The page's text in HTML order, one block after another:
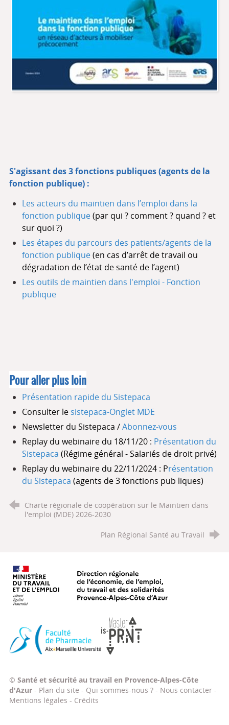
S'agissant des 3 fonctions publiques (agents de la
fonction publique) :
Les acteurs du maintien dans l’emploi dans la
fonction publique(par qui ? comment ? quand ? et
sur quoi ?)
Les étapes du parcours des patients/agents de la
fonction publique(en cas d’arrêt de travail ou
dégradation de l’état de santé de l’agent)
Les outils de maintien dans l'emploi - Fonction
publique
Pour aller plus loin
Présentation rapide du Sistepaca
Consulter le sistepaca-Onglet MDE
Newsletter du Sistepaca /Abonnez-vous
Replay du webinaire du 18/11/20: Présentation du
Sistepaca (Régime général - Salariés de droit privé)
Replay du webinaire du 22/11/2024 : Présentation
du Sistepaca (agents de 3 fonctions pub liques)
Charte régionale de coopération sur le Maintien dans
l'emploi (MDE) 2026-2030
Plan Régional Santé au Travail
Ministère du travail, de l'emploi,
© Santé et sécurité au travail en Provence-Alpes-Côte
d'Azur- Plan du site - Qui sommes-nous ?- Nous contacter-
Mentions légales - Crédits